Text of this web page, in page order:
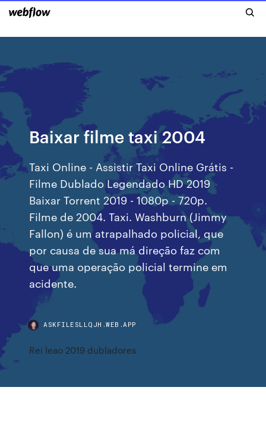
Baixar filme taxi 2004
Taxi Online - Assistir Taxi Online Grátis -
Filme Dublado Legendado HD 2019
Baixar Torrent 2019 - 1080p - 720p.
Filme de 2004. Taxi. Washburn (Jimmy
Fallon) é um atrapalhado policial, que
por causa de sua má direção faz com
que uma operação policial termine em
acidente.
ASKFILESLLQJH.WEB.APP
Rei leao 2019 dubladores